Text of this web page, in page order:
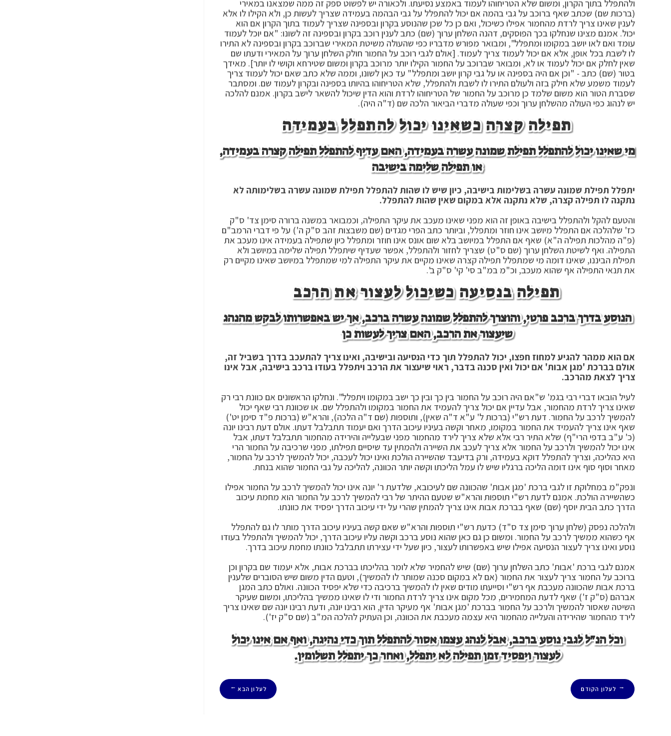
ולהתפלל בתוך הקרון, ומשום שלא הטריחוהו לעמוד באמצע נסיעתו. ולכאורה יש לפשוט ספק זה ממה שמצאנו במאירי
(ברכות שם) שכתב שאף ברוכב על גבי בהמה אם יכול להתפלל על גבי הבהמה בעמידה שצריך לעשות כן, ולא הקילו לו אלא
לענין שאינו צריך לרדת מהחמור אפילו כשיכול, ואם כן כל שכן שהנוסע בקרון ובספינה שצריך לעמוד בתוך הקרון אם הוא
יכול. אמנם מצינו שנחלקו בכך הפוסקים, דהנה השלחן ערוך (שם) כתב לענין רוכב בקרון ובספינה זה לשונו: "אם יוכל לעמוד
עומד ואם לאו יושב במקומו ומתפלל", ומבואר מפורש מדבריו כפי שהעולה משיטת המאירי שברוכב בקרון ובספינה לא התירו
לו לשבת בכל אופן, אלא אם יכול לעמוד צריך לעמוד. [אולם לגבי רוכב על החמור חולק השלחן ערוך על המאירי ודעתו שם
שאין לחלק אם יכול לעמוד או לא, ומבואר שברוכב על החמור הקילו יותר מרוכב בקרון ומשום שטירחא וקושי לו יותר]. מאידך
בטור (שם) כתב - "וכן אם היה בספינה או על גבי קרון יושב ומתפלל" עד כאן לשונו, וממה שלא כתב שאם יכול לעמוד צריך
לעמוד משמע שלא חילק בזה ולעולם התירו לו לשבת ולהתפלל, שלא הטריחוהו בהיותו בספינה ובקרון לעמוד שם. ומסתבר
שסברת הטור הוא משום שלמד כן מרוכב על החמור של הטריחוהו לרדת והוא הדין שיכול להשאר לישב בקרון. אמנם להלכה
יש לנהוג כפי העולה מהשלחן ערוך וכפי שעולה מדברי הביאור הלכה שם (ד"ה היה).
תפילה קצרה כשאינו יכול להתפלל בעמידה
מי שאינו יכול להתפלל תפילת שמונה עשרה בעמידה, האם עדיף להתפלל תפילה קצרה בעמידה,
או תפילה שלימה בישיבה
יתפלל תפילת שמונה עשרה בשלימות בישיבה, כיון שיש לו שהות להתפלל תפילת שמונה עשרה בשלימותה לא
נתקנה לו תפילה קצרה, שלא נתקנה אלא במקום שאין שהות להתפלל.
והטעם להקל ולהתפלל בישיבה באופן זה הוא מפני שאינו מעכב את עיקר התפילה, וכמבואר במשנה ברורה סימן צד' ס"ק
כז' שלהלכה אם התפלל מיושב אינו חוזר ומתפלל, וביותר כתב הפרי מגדים (שם משבצות זהב ס"ק ה') על פי דברי הרמב"ם
(פ"ה מהלכות תפילה ה"א) שאף אם התפלל במיושב בלא שום אונס אינו חוזר ומתפלל כיון שתפילה בעמידה אינו מעכב את
התפילה. ואף לשיטת השלחן ערוך (שם ס"ט) שצריך לחזור ולהתפלל, אפשר שעדיף שיתפלל תפילה שלימה במיושב ולא
תפילת הביננו, שאינו דומה מי שמתפלל תפילה קצרה שאינו מקיים את עיקר התפילה למי שמתפלל במיושב שאינו מקיים רק
את תנאי התפילה אף שהוא מעכב, וכ"מ במ"ב סי' קי' ס"ק ב'.
תפילה בנסיעה כשיכול לעצור את הרכב
הנוסע בדרך ברכב פרטי, והוצרך להתפלל שמונה עשרה ברכב, אך יש באפשרותו לבקש מהנהג
שיעצור את הרכב, האם צריך לעשות כן
אם הוא ממהר להגיע למחוז חפצו, יכול להתפלל תוך כדי הנסיעה ובישיבה, ואינו צריך להתעכב בדרך בשביל זה,
אולם בברכת 'מגן אבות' אם יכול ואין סכנה בדבר, ראוי שיעצור את הרכב ויתפלל בעודו ברכב בישיבה, אבל אינו
צריך לצאת מהרכב.
לעיל הובאו דברי רבי בגמ' ש"אם היה רוכב על החמור בין כך ובין כך ישב במקומו ויתפלל". ונחלקו הראשונים אם כוונת רבי רק
שאינו צריך לרדת מהחמור, אבל עדיין אם יכול צריך להעמיד את החמור במקומו ולהתפלל שם. או שכוונת רבי שאף יכול
להמשיך לרכב על החמור. דעת רש"י (ברכות ל' ע"א ד"ה שאין), ותוספות (שם ד"ה הלכה), והרא"ש (ברכות פ"ד סימן יט')
שאף אינו צריך להעמיד את החמור במקומו, מאחר וקשה בעיניו עיכוב הדרך ואם יעמוד תתבלבל דעתו. אולם דעת רבינו יונה
(כ' ע"ב בדפי הרי"ף) שלא התיר רבי אלא שלא צריך לירד מהחמור מפני שבעלייה והירידה מהחמור תתבלבל דעתו, אבל
אינו יכול להמשיך ולרכב על החמור אלא צריך לעכב את השיירה ולהמתין עד שיסיים תפילתו, מפני שרכיבה על החמור הרי
היא כהליכה, וצריך להתפלל דוקא בעמידה, ורק בדיעבד שהשיירה הולכת ואינו יכול לעכבה, יכול להמשיך לרכב על החמור,
מאחר וסוף סוף אינו דומה הליכה ברגליו שיש לו עמל הליכתו וקשה יותר הכוונה, להליכה על גבי החמור שהוא בנחת.
ונפק"מ במחלוקת זו לגבי ברכת 'מגן אבות' שהכוונה שם לעיכובא, שלדעת ר' יונה אינו יכול להמשיך לרכב על החמור אפילו
כשהשיירה הולכת. אמנם לדעת רש"י תוספות והרא"ש שטעם ההיתר של רבי להמשיך לרכב על החמור הוא מחמת עיכוב
הדרך כתב הבית יוסף (שם) שאף בברכת אבות אינו צריך להמתין שהרי על ידי עיכוב הדרך יפסיד את כוונתו.
ולהלכה נפסק (שלחן ערוך סימן צד ס"ד) כדעת רש"י תוספות והרא"ש שאם קשה בעיניו עיכוב הדרך מותר לו גם להתפלל
אף כשהוא ממשיך לרכב על החמור. ומשום כן גם כאן שהוא נוסע ברכב וקשה עליו עיכוב הדרך, יכול להמשיך ולהתפלל בעודו
נוסע ואינו צריך לעצור הנסיעה אפילו שיש באפשרותו לעצור, כיון שעל ידי עצירתו תתבלבל כוונתו מחמת עיכוב בדרך.
אמנם לגבי ברכת 'אבות' כתב השלחן ערוך (שם) שיש להחמיר שלא לומר בהליכתו בברכת אבות, אלא יעמוד שם בקרון וכן
ברוכב על החמור צריך לעצור את החמור (אם לא במקום סכנה שמותר לו להמשיך), וטעם הדין משום שיש הסוברים שלענין
ברכת אבות שהכוונה מעכבת אף רש"י וסייעתו מודים שאין לו להמשיך ברכיבה כדי שלא יפסיד הכוונה. ואולם כתב המגן
אברהם (ס"ק ז') שאף לדעת המחמירים, מכל מקום אינו צריך לרדת החמור ודי לו שאינו ממשיך בהליכתו, ומשום שעיקר
השיטה שאסור להמשיך ולרכב על החמור בברכת 'מגן אבות' אף מעיקר הדין, הוא רבינו יונה, ודעת רבינו יונה שם שאינו צריך
לירד מהחמור שהירידה והעלייה מהחמור היא עצמה מעכבת את הכוונה, וכן העתיק להלכה המ"ב (שם ס"ק יז').
וכל הנ"ל לגבינוסעברכב, אבללנהג עצמואסור להתפלל תוך כדי נהיגה, ואף אם אינו יכול
לעצור ויפסיד זמן תפילה לא יתפלל, ואחר כך יתפלל תשלומין.
← לעלון הקודם לעלון הבא →